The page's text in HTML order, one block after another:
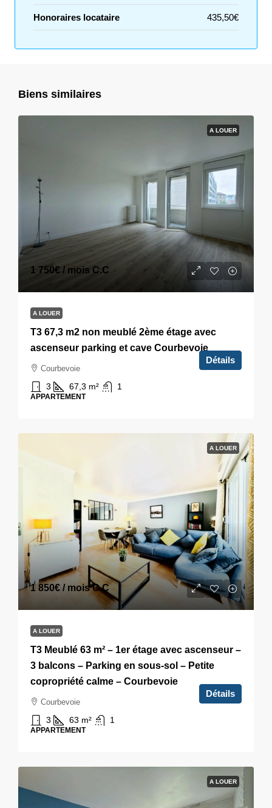
Honoraires locataire 435,50€
Biens similaires
A LOUER
1 750€ / mois C.C
A LOUER
T3 67,3 m2 non meublé 2ème étage avec
ascenseur parking et cave Courbevoie
Courbevoie
3 67,3 m² 1
APPARTEMENT
Détails
A LOUER
1 850€ / mois C.C
A LOUER
T3 Meublé 63 m² – 1er étage avec ascenseur –
3 balcons – Parking en sous-sol – Petite
copropriété calme – Courbevoie
Courbevoie
3 63 m² 1
APPARTEMENT
Détails
A LOUER